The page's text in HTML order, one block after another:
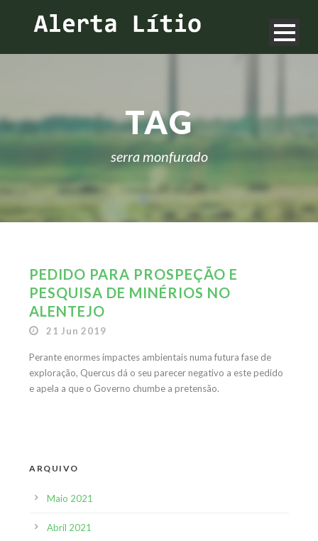
TAG
serra monfurado
PEDIDO PARA PROSPEÇÃO E
PESQUISA DE MINÉRIOS NO
ALENTEJO
21 Jun 2019
Perante enormes impactes ambientais numa futura fase de
exploração, Quercus dá o seu parecer negativo a este pedido
e apela a que o Governo chumbe a pretensão.
ARQUIVO
Maio 2021
Abril 2021